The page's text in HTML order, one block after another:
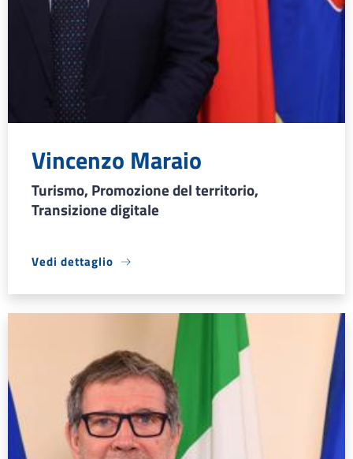
Vincenzo Maraio
Turismo, Promozione del territorio,
Transizione digitale
Vedi dettaglio